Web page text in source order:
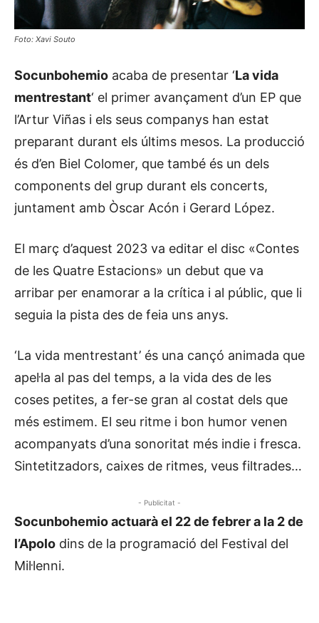
Foto: Xavi Souto
Socunbohemio acaba de presentar ‘La vida
mentrestant‘ el primer avançament d’un EP que
l’Artur Viñas i els seus companys han estat
preparant durant els últims mesos. La producció
és d’en Biel Colomer, que també és un dels
components del grup durant els concerts,
juntament amb Òscar Acón i Gerard López.
El març d’aquest 2023 va editar el disc «Contes
de les Quatre Estacions» un debut que va
arribar per enamorar a la crítica i al públic, que li
seguia la pista des de feia uns anys.
‘La vida mentrestant’ és una cançó animada que
apel·la al pas del temps, a la vida des de les
coses petites, a fer-se gran al costat dels que
més estimem. El seu ritme i bon humor venen
acompanyats d’una sonoritat més indie i fresca.
Sintetitzadors, caixes de ritmes, veus filtrades…
- Publicitat -
Socunbohemio actuarà el 22 de febrer a la 2 de
l’Apolo dins de la programació del Festival del
Mil·lenni.